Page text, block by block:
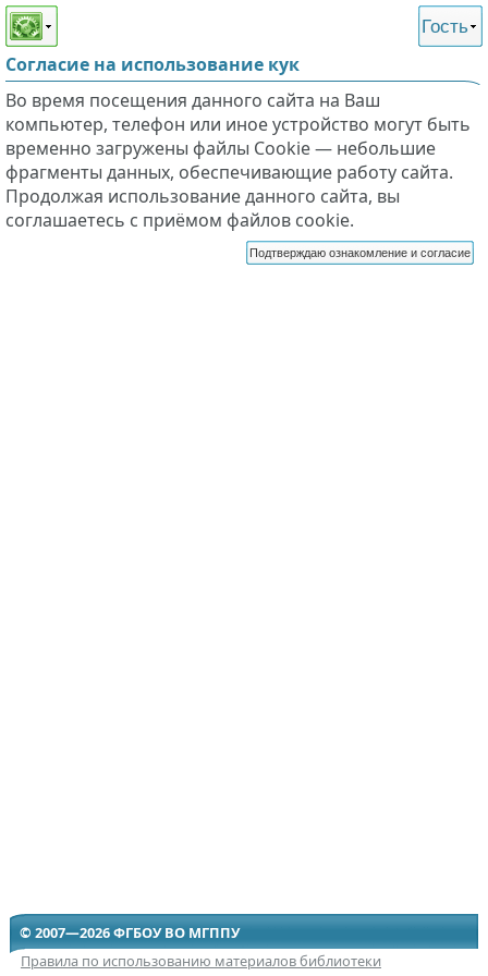
Этот сайт поддерживает
слабовидящих
Гость
Согласие на использование кук
Во время посещения данного сайта на Ваш
компьютер, телефон или иное устройство могут быть
временно загружены файлы Cookie — небольшие
фрагменты данных, обеспечивающие работу сайта.
Продолжая использование данного сайта, вы
соглашаетесь с приёмом файлов cookie.
Подтверждаю ознакомление и согласие
© 2007—2026 ФГБОУ ВО МГППУ
Правила по использованию материалов библиотеки